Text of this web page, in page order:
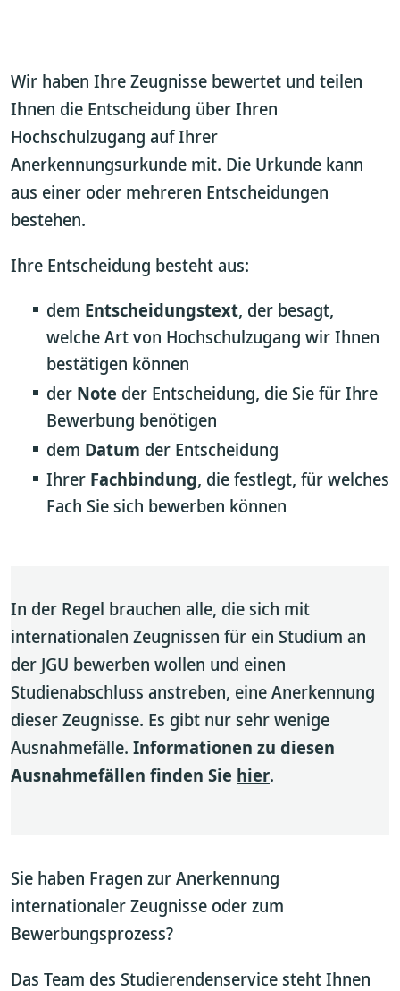
Wir haben Ihre Zeugnisse bewertet und teilen
Ihnen die Entscheidung über Ihren
Hochschulzugang auf Ihrer
Anerkennungsurkunde mit. Die Urkunde kann
aus einer oder mehreren Entscheidungen
bestehen.
Ihre Entscheidung besteht aus:
dem Entscheidungstext, der besagt,
welche Art von Hochschulzugang wir Ihnen
bestätigen können
der Note der Entscheidung, die Sie für Ihre
Bewerbung benötigen
dem Datum der Entscheidung
Ihrer Fachbindung, die festlegt, für welches
Fach Sie sich bewerben können
In der Regel brauchen alle, die sich mit
internationalen Zeugnissen für ein Studium an
der JGU bewerben wollen und einen
Studienabschluss anstreben, eine Anerkennung
dieser Zeugnisse. Es gibt nur sehr wenige
Ausnahmefälle. Informationen zu diesen
Ausnahmefällen finden Sie hier.
Sie haben Fragen zur Anerkennung
internationaler Zeugnisse oder zum
Bewerbungsprozess?
Das Team des Studierendenservice steht Ihnen